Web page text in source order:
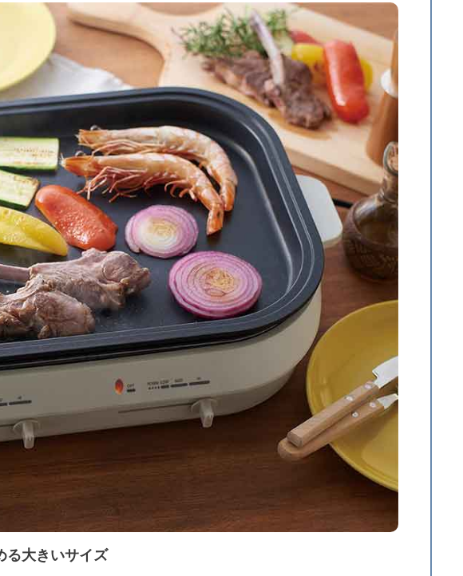
る大きいサイズ